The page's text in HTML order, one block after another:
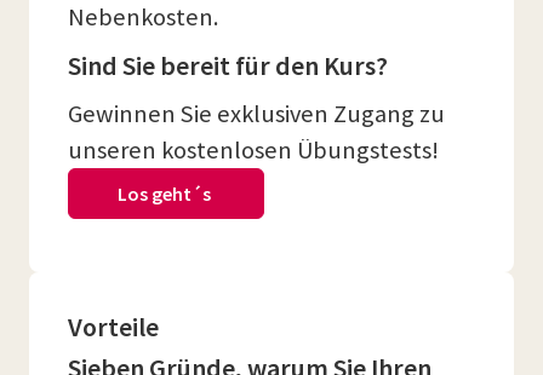
Nebenkosten.
Sind Sie bereit für den Kurs?
Gewinnen Sie exklusiven Zugang zu
unseren kostenlosen Übungstests!
Los geht´s
Vorteile
Sieben Gründe, warum Sie Ihren